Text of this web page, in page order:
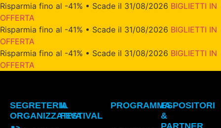
Risparmia fino al -41% • Scade il 31/08/2026 BIGLIETTI IN
OFFERTA
Risparmia fino al -41% • Scade il 31/08/2026 BIGLIETTI IN
OFFERTA
Risparmia fino al -41% • Scade il 31/08/2026 BIGLIETTI IN
OFFERTA
SEGRETERIA
ORGANIZZATIVA
IL
FESTIVAL
PROGRAMMAESPOSITORI
&